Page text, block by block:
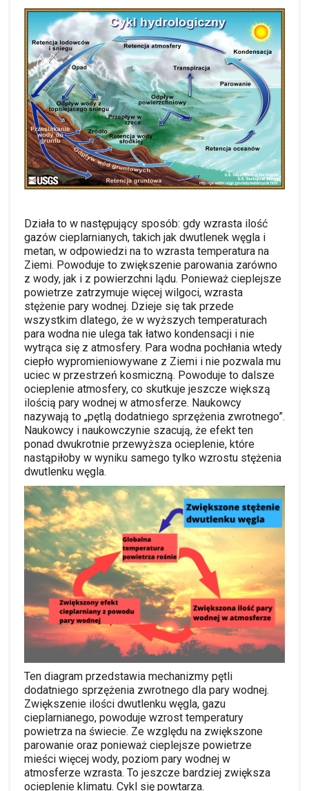
Działa to w następujący sposób: gdy wzrasta ilość
gazów cieplarnianych, takich jak dwutlenek węgla i
metan, w odpowiedzi na to wzrasta temperatura na
Ziemi. Powoduje to zwiększenie parowania zarówno
z wody, jak i z powierzchni lądu. Ponieważ cieplejsze
powietrze zatrzymuje więcej wilgoci, wzrasta
stężenie pary wodnej. Dzieje się tak przede
wszystkim dlatego, że w wyższych temperaturach
para wodna nie ulega tak łatwo kondensacji i nie
wytrąca się z atmosfery. Para wodna pochłania wtedy
ciepło wypromieniowywane z Ziemi i nie pozwala mu
uciec w przestrzeń kosmiczną. Powoduje to dalsze
ocieplenie atmosfery, co skutkuje jeszcze większą
ilością pary wodnej w atmosferze. Naukowcy
nazywają to „pętlą dodatniego sprzężenia zwrotnego”.
Naukowcy i naukowczynie szacują, że efekt ten
ponad dwukrotnie przewyższa ocieplenie, które
nastąpiłoby w wyniku samego tylko wzrostu stężenia
dwutlenku węgla.
Ten diagram przedstawia mechanizmy pętli
dodatniego sprzężenia zwrotnego dla pary wodnej.
Zwiększenie ilości dwutlenku węgla, gazu
cieplarnianego, powoduje wzrost temperatury
powietrza na świecie. Ze względu na zwiększone
parowanie oraz ponieważ cieplejsze powietrze
mieści więcej wody, poziom pary wodnej w
atmosferze wzrasta. To jeszcze bardziej zwiększa
ocieplenie klimatu. Cykl się powtarza.